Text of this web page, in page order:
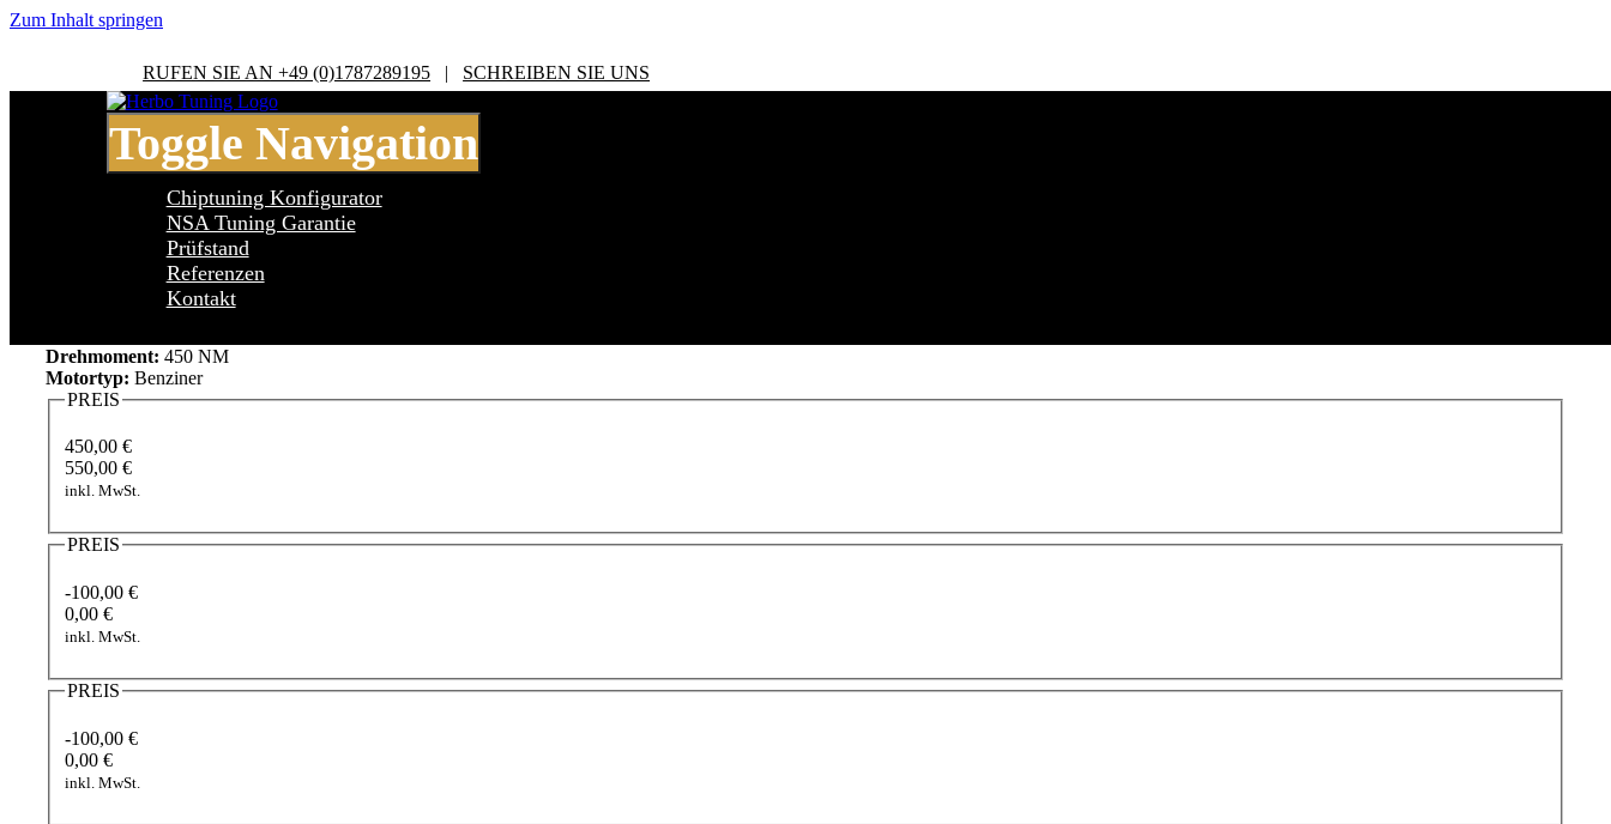
Zum Inhalt springen
RUFEN SIE AN +49 (0)1787289195 | SCHREIBEN SIE UNS
Toggle Navigation
Chiptuning Konfigurator
NSA Tuning Garantie
Prüfstand
Referenzen
Kontakt
Audi TT MK 2 8J TT MK2 (8J) 2.5 TFSI TTRS
Drehmoment: 450 NM
Motortyp: Benziner
PREIS
450,00 €
550,00 €
inkl. MwSt.
PREIS
-100,00 €
0,00 €
inkl. MwSt.
PREIS
-100,00 €
0,00 €
inkl. MwSt.